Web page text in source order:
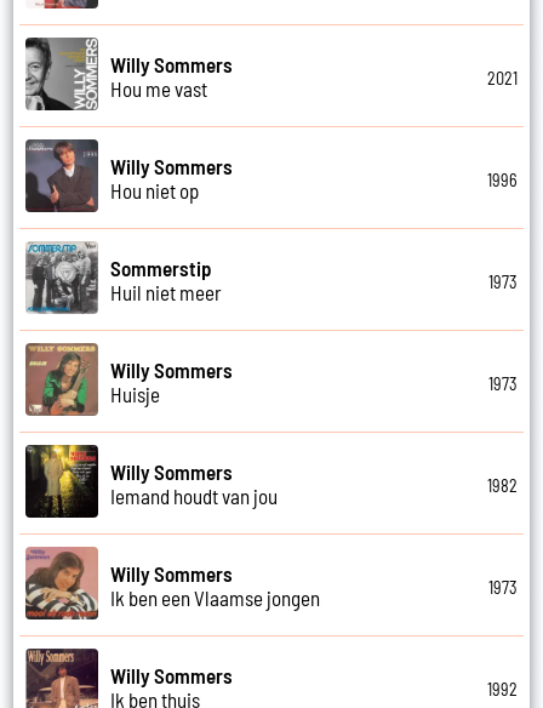
Willy Sommers
Hou me vast
2021
Willy Sommers
Hou niet op
1996
Sommerstip
Huil niet meer
1973
Willy Sommers
Huisje
1973
Willy Sommers
Iemand houdt van jou
1982
Willy Sommers
Ik ben een Vlaamse jongen
1973
Willy Sommers
Ik ben thuis
1992